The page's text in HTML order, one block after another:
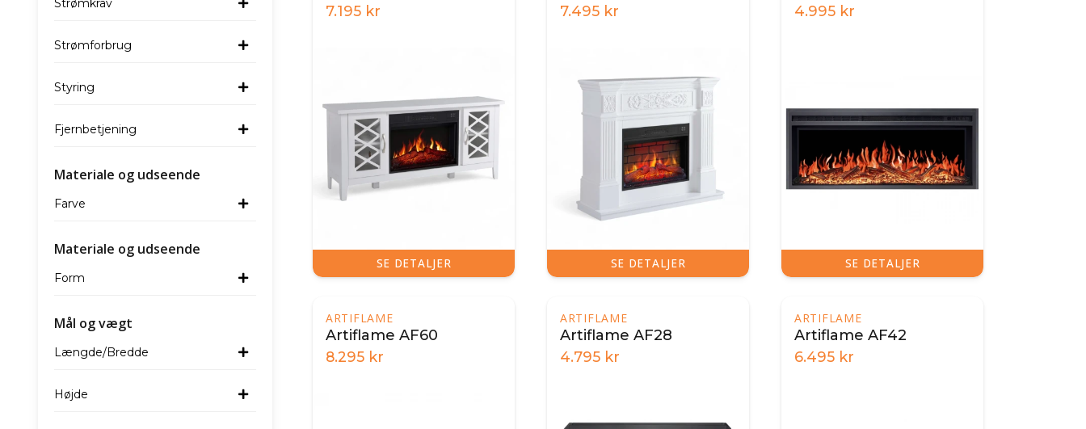
Strømkrav
Strømforbrug
Styring
Fjernbetjening
Materiale og udseende
Farve
Materiale og udseende
Form
Mål og vægt
Længde/Bredde
Højde
7.195 kr
SE DETALJER
7.495 kr
SE DETALJER
4.995 kr
SE DETALJER
ARTIFLAME
Artiflame AF60
8.295 kr
ARTIFLAME
Artiflame AF28
4.795 kr
ARTIFLAME
Artiflame AF42
6.495 kr